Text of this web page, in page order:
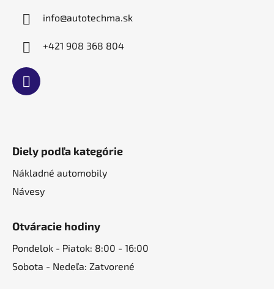
info@autotechma.sk
+421 908 368 804
Diely podľa kategórie
Nákladné automobily
Návesy
Otváracie hodiny
Pondelok - Piatok: 8:00 - 16:00
Sobota - Nedeľa: Zatvorené